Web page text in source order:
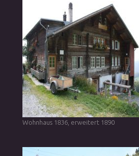
Wohnhaus 1836, erweitert 1890